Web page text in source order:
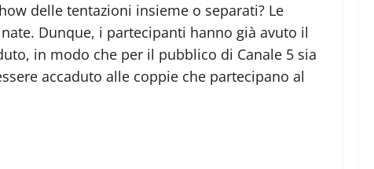
delle tentazioni insieme o separati? Le
Dunque, i partecipanti hanno già avuto il
in modo che per il pubblico di Canale 5 sia
accaduto alle coppie che partecipano al